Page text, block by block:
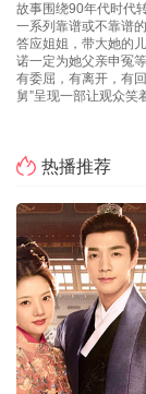
故事围绕90年代时代
一系列靠谱或不靠谱
答应姐姐，带大她的
诺一定为她父亲申冤
有委屈，有离开，有
舅”呈现一部让观众笑
热播推荐